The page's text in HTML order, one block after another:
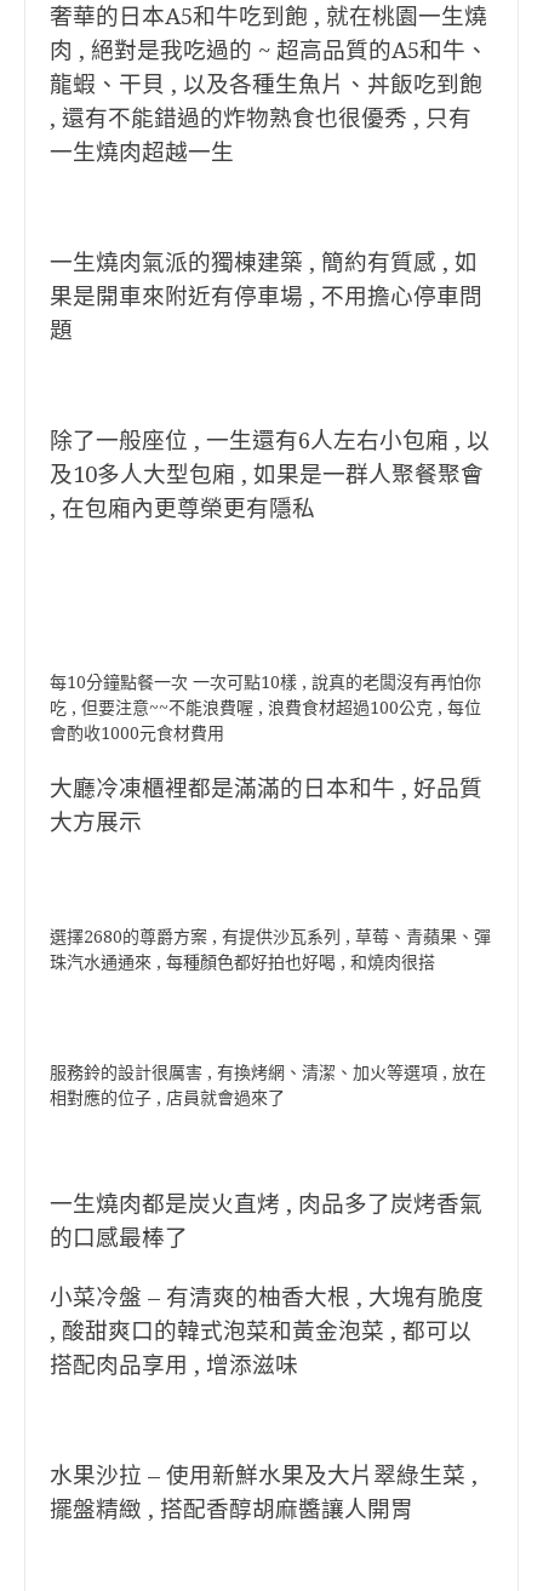
奢華的日本A5和牛吃到飽 , 就在桃園一生燒
肉 , 絕對是我吃過的 ~ 超高品質的A5和牛、
龍蝦、干貝 , 以及各種生魚片、丼飯吃到飽
, 還有不能錯過的炸物熟食也很優秀 , 只有
一生燒肉超越一生
一生燒肉氣派的獨棟建築 , 簡約有質感 , 如
果是開車來附近有停車場 , 不用擔心停車問
題
除了一般座位 , 一生還有6人左右小包廂 , 以
及10多人大型包廂 , 如果是一群人聚餐聚會
, 在包廂內更尊榮更有隱私
每10分鐘點餐一次 一次可點10樣 , 說真的老闆沒有再怕你
吃 , 但要注意~~不能浪費喔 , 浪費食材超過100公克 , 每位
會酌收1000元食材費用
大廳冷凍櫃裡都是滿滿的日本和牛 , 好品質
大方展示
選擇2680的尊爵方案 , 有提供沙瓦系列 , 草莓、青蘋果、彈
珠汽水通通來 , 每種顏色都好拍也好喝 , 和燒肉很搭
服務鈴的設計很厲害 , 有換烤網、清潔、加火等選項 , 放在
相對應的位子 , 店員就會過來了
一生燒肉都是炭火直烤 , 肉品多了炭烤香氣
的口感最棒了
小菜冷盤 – 有清爽的柚香大根 , 大塊有脆度
, 酸甜爽口的韓式泡菜和黃金泡菜 , 都可以
搭配肉品享用 , 增添滋味
水果沙拉 – 使用新鮮水果及大片翠綠生菜 ,
擺盤精緻 , 搭配香醇胡麻醬讓人開胃